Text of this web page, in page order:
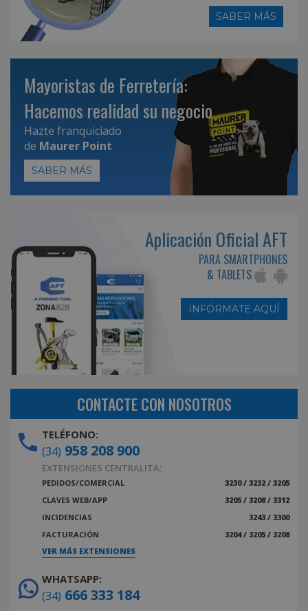
SABER MÁS
Mayoristas de Ferretería:
Hacemos realidad su negocio
Hazte franquiciado
de Maurer Point
SABER MÁS
Aplicación Oficial AFT
PARA SMARTPHONES
& TABLETS
INFÓRMATE AQUÍ
CONTACTE CON NOSOTROS
TELÉFONO:
(34) 958 208 900
EXTENSIONES CENTRALITA:
PEDIDOS/COMERCIAL
3230 / 3232 / 3205
CLAVES WEB/APP
3205 / 3208 / 3312
INCIDENCIAS
3243 / 3300
FACTURACIÓN
3204 / 3205 / 3208
VER MÁS EXTENSIONES
WHATSAPP:
(34) 666 333 184